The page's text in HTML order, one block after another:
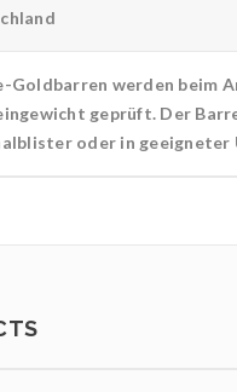
Goldbarren werden beim
geprüft. Der
oder in geeigneter